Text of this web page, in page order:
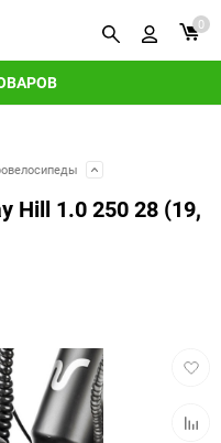
0
Hill 1.0 250 28 (19,